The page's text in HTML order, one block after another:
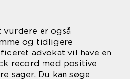
er også
og tidligere
advokat vil have en
record med positive
sager. Du kan søge